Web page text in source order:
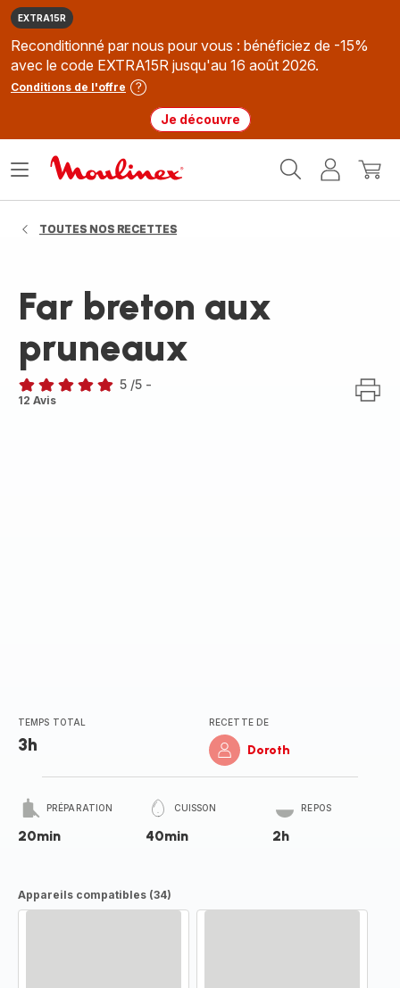
EXTRA15R
Reconditionné par nous pour vous : bénéficiez de -15%
avec le code EXTRA15R jusqu'au 16 août 2026.
Conditions de l'offre
Je découvre
MonMon
Ouvrir
TOUTES NOS RECETTES
Far breton aux
pruneaux
Avis
5 /5 -
12 Avis
TEMPS TOTAL
3h
RECETTE DE
Doroth
PRÉPARATION
20min
CUISSON
40min
REPOS
2h
Appareils compatibles (34)